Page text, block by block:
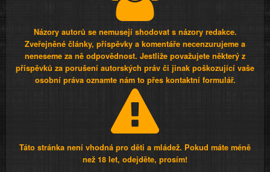
Názory autorů se nemusejí shodovat s názory redakce.
Zveřejněné články, příspěvky a komentáře necenzurujeme a
neneseme za ně odpovědnost. Jestliže považujete některý z
příspěvků za porušení autorských práv či jinak poškozující vaše
osobní práva oznamte nám to přes kontaktní formulář.
Táto stránka není vhodná pro děti a mládež. Pokud máte méně
než 18 let, odejděte, prosím!